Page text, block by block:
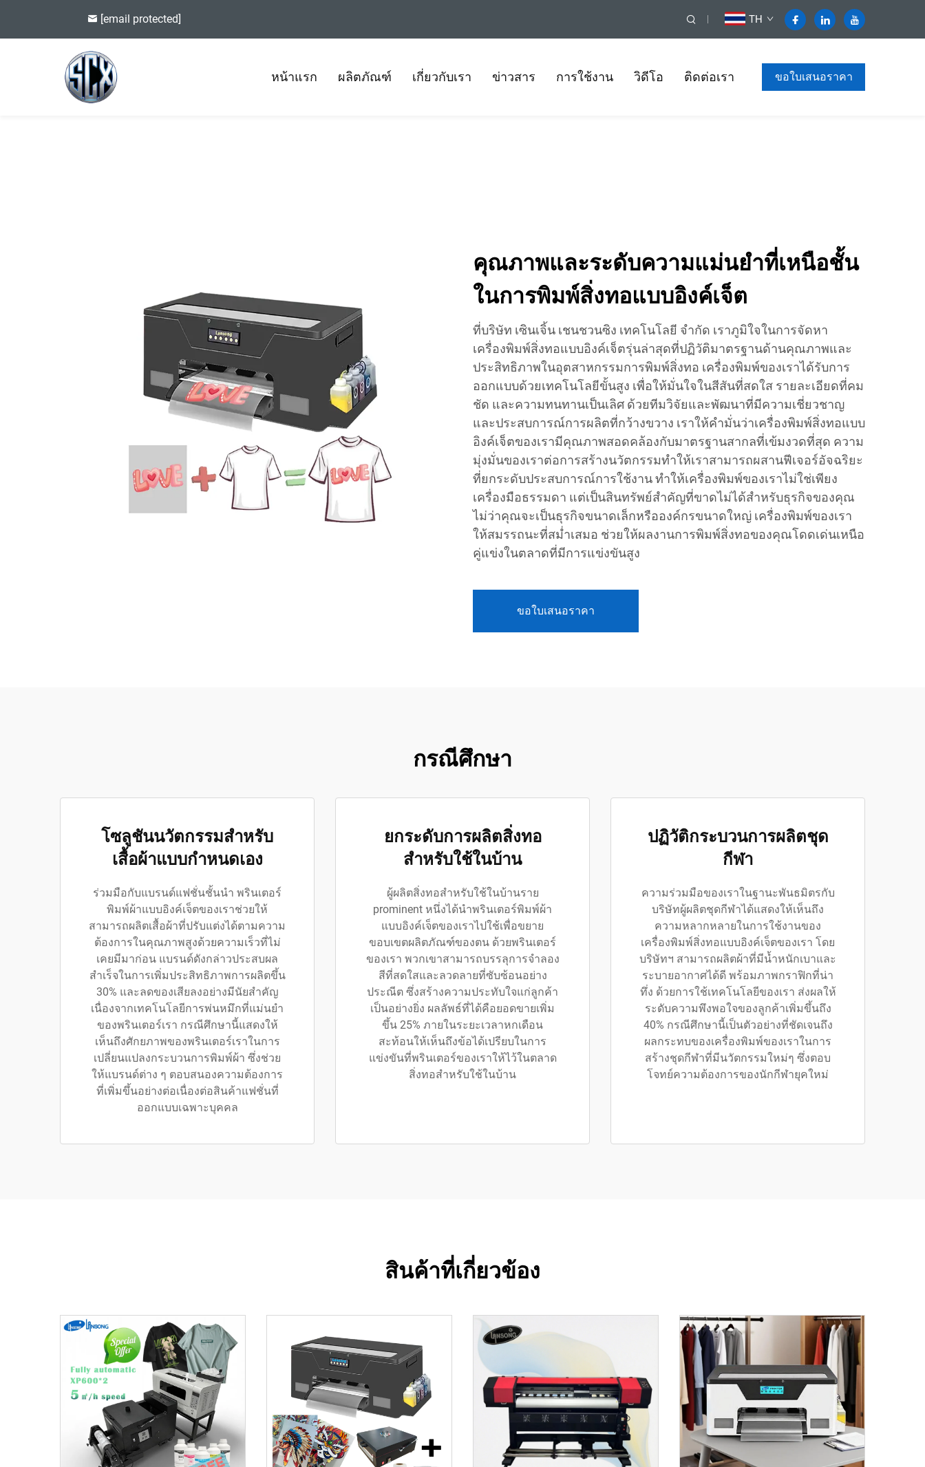
[email protected] TH
หน้าแรก ผลิตภัณฑ์ เกี่ยวกับเรา ข่าวสาร การใช้งาน วิดีโอ ติดต่อเรา ขอใบเสนอราคา
คุณภาพและระดับความแม่นยำที่เหนือชั้น
ในการพิมพ์สิ่งทอแบบอิงค์เจ็ต
ที่บริษัท เซินเจิ้น เชนชวนซิง เทคโนโลยี จำกัด เราภูมิใจในการจัดหา
เครื่องพิมพ์สิ่งทอแบบอิงค์เจ็ตรุ่นล่าสุดที่ปฏิวัติมาตรฐานด้านคุณภาพและ
ประสิทธิภาพในอุตสาหกรรมการพิมพ์สิ่งทอ เครื่องพิมพ์ของเราได้รับการ
ออกแบบด้วยเทคโนโลยีขั้นสูง เพื่อให้มั่นใจในสีสันที่สดใส รายละเอียดที่คม
ชัด และความทนทานเป็นเลิศ ด้วยทีมวิจัยและพัฒนาที่มีความเชี่ยวชาญ
และประสบการณ์การผลิตที่กว้างขวาง เราให้คำมั่นว่าเครื่องพิมพ์สิ่งทอแบบ
อิงค์เจ็ตของเรามีคุณภาพสอดคล้องกับมาตรฐานสากลที่เข้มงวดที่สุด ความ
มุ่งมั่นของเราต่อการสร้างนวัตกรรมทำให้เราสามารถผสานฟีเจอร์อัจฉริยะ
ที่ยกระดับประสบการณ์การใช้งาน ทำให้เครื่องพิมพ์ของเราไม่ใช่เพียง
เครื่องมือธรรมดา แต่เป็นสินทรัพย์สำคัญที่ขาดไม่ได้สำหรับธุรกิจของคุณ
ไม่ว่าคุณจะเป็นธุรกิจขนาดเล็กหรือองค์กรขนาดใหญ่ เครื่องพิมพ์ของเรา
ให้สมรรถนะที่สม่ำเสมอ ช่วยให้ผลงานการพิมพ์สิ่งทอของคุณโดดเด่นเหนือ
คู่แข่งในตลาดที่มีการแข่งขันสูง
ขอใบเสนอราคา
กรณีศึกษา
โซลูชันนวัตกรรมสำหรับ
เสื้อผ้าแบบกำหนดเอง
ร่วมมือกับแบรนด์แฟชั่นชั้นนำ พรินเตอร์
พิมพ์ผ้าแบบอิงค์เจ็ตของเราช่วยให้
สามารถผลิตเสื้อผ้าที่ปรับแต่งได้ตามความ
ต้องการในคุณภาพสูงด้วยความเร็วที่ไม่
เคยมีมาก่อน แบรนด์ดังกล่าวประสบผล
สำเร็จในการเพิ่มประสิทธิภาพการผลิตขึ้น
30% และลดของเสียลงอย่างมีนัยสำคัญ
เนื่องจากเทคโนโลยีการพ่นหมึกที่แม่นยำ
ของพรินเตอร์เรา กรณีศึกษานี้แสดงให้
เห็นถึงศักยภาพของพรินเตอร์เราในการ
เปลี่ยนแปลงกระบวนการพิมพ์ผ้า ซึ่งช่วย
ให้แบรนด์ต่าง ๆ ตอบสนองความต้องการ
ที่เพิ่มขึ้นอย่างต่อเนื่องต่อสินค้าแฟชั่นที่
ออกแบบเฉพาะบุคคล
ยกระดับการผลิตสิ่งทอ
สำหรับใช้ในบ้าน
ผู้ผลิตสิ่งทอสำหรับใช้ในบ้านราย
prominent หนึ่งได้นำพรินเตอร์พิมพ์ผ้า
แบบอิงค์เจ็ตของเราไปใช้เพื่อขยาย
ขอบเขตผลิตภัณฑ์ของตน ด้วยพรินเตอร์
ของเรา พวกเขาสามารถบรรลุการจำลอง
สีที่สดใสและลวดลายที่ซับซ้อนอย่าง
ประณีต ซึ่งสร้างความประทับใจแก่ลูกค้า
เป็นอย่างยิ่ง ผลลัพธ์ที่ได้คือยอดขายเพิ่ม
ขึ้น 25% ภายในระยะเวลาหกเดือน
สะท้อนให้เห็นถึงข้อได้เปรียบในการ
แข่งขันที่พรินเตอร์ของเราให้ไว้ในตลาด
สิ่งทอสำหรับใช้ในบ้าน
ปฏิวัติกระบวนการผลิตชุด
กีฬา
ความร่วมมือของเราในฐานะพันธมิตรกับ
บริษัทผู้ผลิตชุดกีฬาได้แสดงให้เห็นถึง
ความหลากหลายในการใช้งานของ
เครื่องพิมพ์สิ่งทอแบบอิงค์เจ็ตของเรา โดย
บริษัทฯ สามารถผลิตผ้าที่มีน้ำหนักเบาและ
ระบายอากาศได้ดี พร้อมภาพกราฟิกที่น่า
ทึ่ง ด้วยการใช้เทคโนโลยีของเรา ส่งผลให้
ระดับความพึงพอใจของลูกค้าเพิ่มขึ้นถึง
40% กรณีศึกษานี้เป็นตัวอย่างที่ชัดเจนถึง
ผลกระทบของเครื่องพิมพ์ของเราในการ
สร้างชุดกีฬาที่มีนวัตกรรมใหม่ๆ ซึ่งตอบ
โจทย์ความต้องการของนักกีฬายุคใหม่
สินค้าที่เกี่ยวข้อง